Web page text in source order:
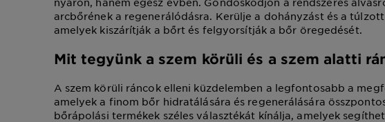
arcbőrének a regenerálódásra. Kerülje a dohányzást és a
amelyek kiszárítják a bőrt és felgyorsítják a bőr öregedését.
Mit tegyünk a szem körüli és a szem alatti
A szem körüli ráncok elleni küzdelemben a legfontosabb a
amelyek a finom bőr hidratálására és regenerálására
bőrápolási termékek széles választékát kínálja, amelyek